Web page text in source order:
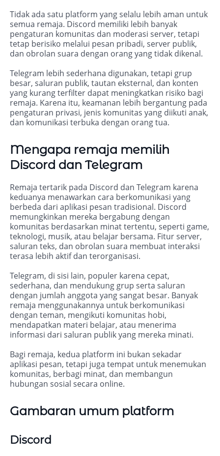
Tidak ada satu platform yang selalu lebih aman untuk
semua remaja. Discord memiliki lebih banyak
pengaturan komunitas dan moderasi server, tetapi
tetap berisiko melalui pesan pribadi, server publik,
dan obrolan suara dengan orang yang tidak dikenal.
Telegram lebih sederhana digunakan, tetapi grup
besar, saluran publik, tautan eksternal, dan konten
yang kurang terfilter dapat meningkatkan risiko bagi
remaja. Karena itu, keamanan lebih bergantung pada
pengaturan privasi, jenis komunitas yang diikuti anak,
dan komunikasi terbuka dengan orang tua.
Mengapa remaja memilih
Discord dan Telegram
Remaja tertarik pada Discord dan Telegram karena
keduanya menawarkan cara berkomunikasi yang
berbeda dari aplikasi pesan tradisional. Discord
memungkinkan mereka bergabung dengan
komunitas berdasarkan minat tertentu, seperti game,
teknologi, musik, atau belajar bersama. Fitur server,
saluran teks, dan obrolan suara membuat interaksi
terasa lebih aktif dan terorganisasi.
Telegram, di sisi lain, populer karena cepat,
sederhana, dan mendukung grup serta saluran
dengan jumlah anggota yang sangat besar. Banyak
remaja menggunakannya untuk berkomunikasi
dengan teman, mengikuti komunitas hobi,
mendapatkan materi belajar, atau menerima
informasi dari saluran publik yang mereka minati.
Bagi remaja, kedua platform ini bukan sekadar
aplikasi pesan, tetapi juga tempat untuk menemukan
komunitas, berbagi minat, dan membangun
hubungan sosial secara online.
Gambaran umum platform
Discord